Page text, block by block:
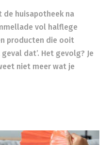
de huisapotheek na
vol halflege
producten die ooit
dat’. Het gevolg? Je
niet meer wat je